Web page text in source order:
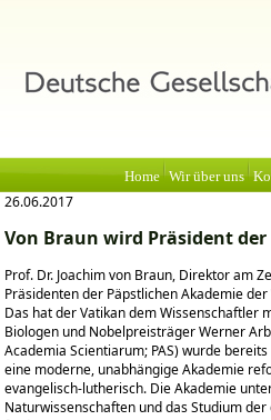
Home Wir über uns
26.06.2017
Von Braun wird Präsident
Prof. Dr. Joachim von Braun, Direktor am
Präsidenten der Päpstlichen Akademie
Das hat der Vatikan dem Wissenschaftler
Biologen und Nobelpreisträger Werner
Academia Scientiarum; PAS) wurde
eine moderne, unabhängige Akademie
evangelisch-lutherisch. Die Akademie
Naturwissenschaften und das Studium